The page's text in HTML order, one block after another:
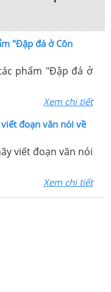
"Đập đá ở Côn
phẩm "Đập đá ở
Xem chi tiết
đoạn văn nói về
viết đoạn văn nói
Xem chi tiết